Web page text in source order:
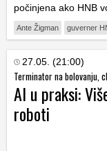
počinjena ako HNB
Ante Žigman guverner
27.05. (21:00)
Terminator na bolovanju,
AI u praksi:
roboti